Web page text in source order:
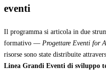
eventi
Il programma si articola in due
formativo — Progettare Eventi for
risorse sono state distribuite
Linea Grandi Eventi di sviluppo